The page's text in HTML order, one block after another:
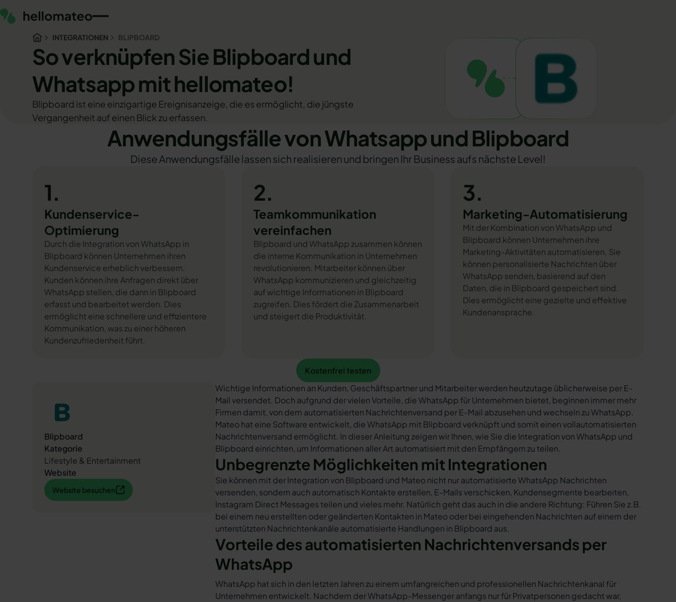
INTEGRATIONEN BLIPBOARD
So verknüpfen Sie Blipboard und
Whatsapp mit hellomateo!
Blipboard ist eine einzigartige Ereignisanzeige, die es ermöglicht, die jüngste
Vergangenheit auf einen Blick zu erfassen.
Anwendungsfälle von Whatsapp und Blipboard
Diese Anwendungsfälle lassen sich realisieren und bringen Ihr Business aufs nächste Level!
1.
Kundenservice-
Optimierung
Durch die Integration von WhatsApp in
Blipboard können Unternehmen ihren
Kundenservice erheblich verbessern.
Kunden können ihre Anfragen direkt über
WhatsApp stellen, die dann in Blipboard
erfasst und bearbeitet werden. Dies
ermöglicht eine schnellere und effizientere
Kommunikation, was zu einer höheren
Kundenzufriedenheit führt.
2.
Teamkommunikation
vereinfachen
Blipboard und WhatsApp zusammen können
die interne Kommunikation in Unternehmen
revolutionieren. Mitarbeiter können über
WhatsApp kommunizieren und gleichzeitig
auf wichtige Informationen in Blipboard
zugreifen. Dies fördert die Zusammenarbeit
und steigert die Produktivität.
3.
Marketing-Automatisierung
Mit der Kombination von WhatsApp und
Blipboard können Unternehmen ihre
Marketing-Aktivitäten automatisieren. Sie
können personalisierte Nachrichten über
WhatsApp senden, basierend auf den
Daten, die in Blipboard gespeichert sind.
Dies ermöglicht eine gezielte und effektive
Kundenansprache.
Kostenfrei testen
Kostenfrei testen
Blipboard
Kategorie
Lifestyle & Entertainment
Website
Website besuchen
Website besuchen
Wichtige Informationen an Kunden, Geschäftspartner und Mitarbeiter werden heutzutage üblicherweise per E-
Mail versendet. Doch aufgrund der vielen Vorteile, die WhatsApp für Unternehmen bietet, beginnen immer mehr
Firmen damit, von dem automatisierten Nachrichtenversand per E-Mail abzusehen und wechseln zu WhatsApp.
Mateo hat eine Software entwickelt, die WhatsApp mit Blipboard verknüpft und somit einen vollautomatisierten
Nachrichtenversand ermöglicht. In dieser Anleitung zeigen wir Ihnen, wie Sie die Integration von WhatsApp und
Blipboard einrichten, um Informationen aller Art automatisiert mit den Empfängern zu teilen.
Unbegrenzte Möglichkeiten mit Integrationen
Sie können mit der Integration von Blipboard und Mateo nicht nur automatisierte WhatsApp Nachrichten
versenden, sondern auch automatisch Kontakte erstellen, E-Mails verschicken, Kundensegmente bearbeiten,
Instagram Direct Messages teilen und vieles mehr. Natürlich geht das auch in die andere Richtung: Führen Sie z.B.
bei einem neu erstellten oder geänderten Kontakten in Mateo oder bei eingehenden Nachrichten auf einem der
unterstützten Nachrichtenkanäle automatisierte Handlungen in Blipboard aus.
Vorteile des automatisierten Nachrichtenversands per
WhatsApp
WhatsApp hat sich in den letzten Jahren zu einem umfangreichen und professionellen Nachrichtenkanal für
Unternehmen entwickelt. Nachdem der WhatsApp-Messenger anfangs nur für Privatpersonen gedacht war,